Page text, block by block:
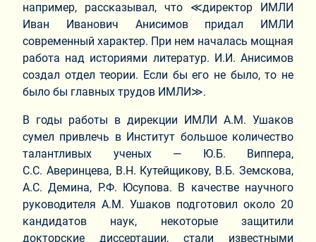
например, рассказывал, что ≪директор ИМЛИ
Иван Иванович Анисимов придал ИМЛИ
современный характер. При нем началась мощная
работа над историями литератур. И.И. Анисимов
создал отдел теории. Если бы его не было, то не
было бы главных трудов ИМЛИ≫.
В годы работы в дирекции ИМЛИ А.М. Ушаков
сумел привлечь в Институт большое количество
талантливых ученых — Ю.Б. Виппера,
С.С. Аверинцева, В.Н. Кутейщикову, В.Б. Земскова,
А.С. Демина, Р.Ф. Юсупова. В качестве научного
руководителя А.М. Ушаков подготовил около 20
кандидатов наук, некоторые защитили
докторские диссертации, стали известными